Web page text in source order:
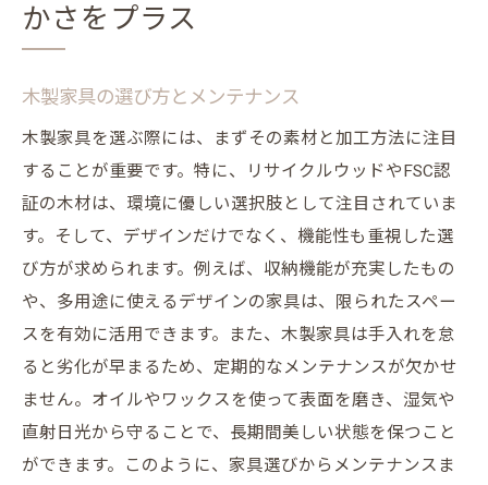
かさをプラス
木製家具の選び方とメンテナンス
木製家具を選ぶ際には、まずその素材と加工方法に注目
することが重要です。特に、リサイクルウッドやFSC認
証の木材は、環境に優しい選択肢として注目されていま
す。そして、デザインだけでなく、機能性も重視した選
び方が求められます。例えば、収納機能が充実したもの
や、多用途に使えるデザインの家具は、限られたスペー
スを有効に活用できます。また、木製家具は手入れを怠
ると劣化が早まるため、定期的なメンテナンスが欠かせ
ません。オイルやワックスを使って表面を磨き、湿気や
直射日光から守ることで、長期間美しい状態を保つこと
ができます。このように、家具選びからメンテナンスま